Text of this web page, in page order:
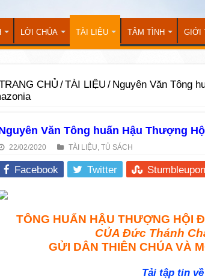
LỜI CHÚA TÀI LIỆU TÂM TÌNH GIỚI
CHỦ /TÀI LIỆU / Nguyên Văn Tông
Văn Tông huấn Hậu Thượng
22/02/2020 TÀI LIỆU, TỦ SÁCH
Facebook Twitter Stumbleupon
TÔNG HUẤN HẬU THƯỢNG HỘI
CỦA Đức Thánh
GỬI DÂN THIÊN CHÚA VÀ
Tải tập tin